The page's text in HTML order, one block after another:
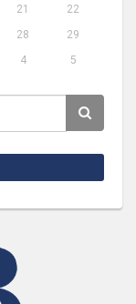
21
22
28
29
4 5